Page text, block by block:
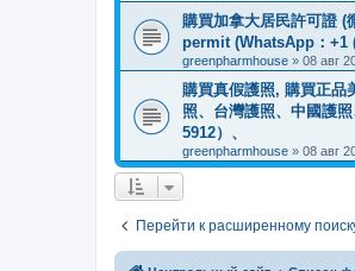
購買加拿大居民許可證
permit (WhatsApp：+1
greenpharmhouse » 08 авг
購買真假護照, 購買正品
照、台灣護照、中國護
5912）、
greenpharmhouse » 08 авг
Перейти к расширенному